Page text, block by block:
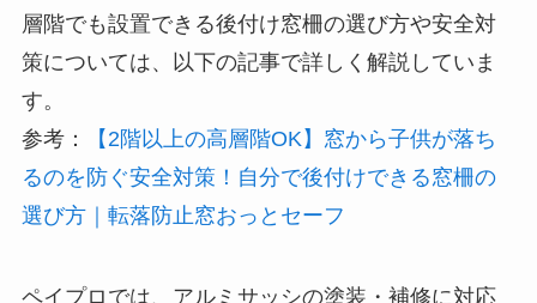
層階でも設置できる後付け窓柵の選び方や安全対
策については、以下の記事で詳しく解説していま
す。
参考：
【2階以上の高層階OK】窓から子供が落ち
るのを防ぐ安全対策！自分で後付けできる窓柵の
選び方｜転落防止窓おっとセーフ
ペイプロでは、アルミサッシの塗装・補修に対応